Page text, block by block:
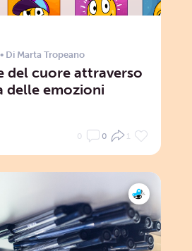
• Di Marta Tropeano
del cuore attraverso
delle emozioni
0 0 1